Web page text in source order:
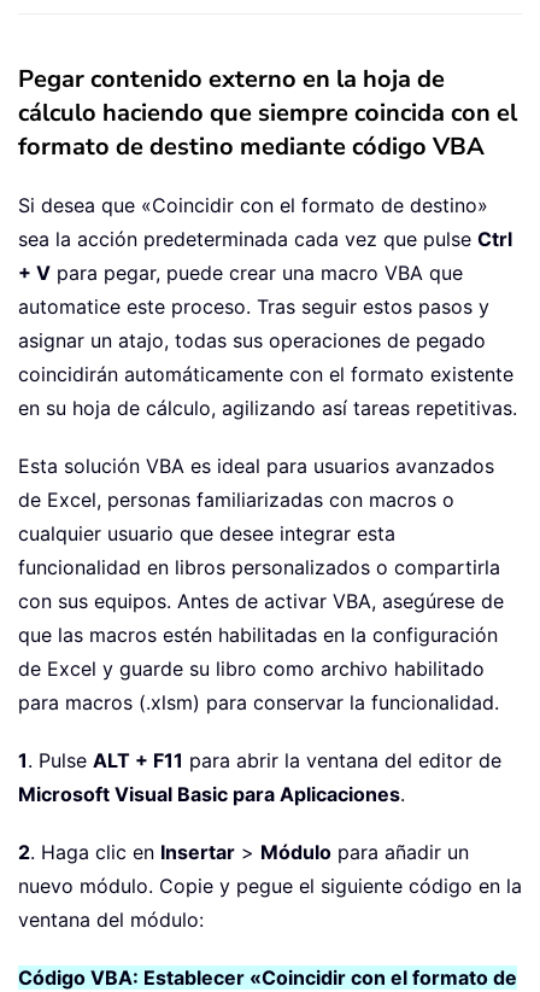
Pegar contenido externo en la hoja de
cálculo haciendo que siempre coincida con el
formato de destino mediante código VBA
Si desea que «Coincidir con el formato de destino»
sea la acción predeterminada cada vez que pulse Ctrl
+ V para pegar, puede crear una macro VBA que
automatice este proceso. Tras seguir estos pasos y
asignar un atajo, todas sus operaciones de pegado
coincidirán automáticamente con el formato existente
en su hoja de cálculo, agilizando así tareas repetitivas.
Esta solución VBA es ideal para usuarios avanzados
de Excel, personas familiarizadas con macros o
cualquier usuario que desee integrar esta
funcionalidad en libros personalizados o compartirla
con sus equipos. Antes de activar VBA, asegúrese de
que las macros estén habilitadas en la configuración
de Excel y guarde su libro como archivo habilitado
para macros (.xlsm) para conservar la funcionalidad.
1. Pulse ALT + F11 para abrir la ventana del editor de
Microsoft Visual Basic para Aplicaciones.
2. Haga clic en Insertar > Módulo para añadir un
nuevo módulo. Copie y pegue el siguiente código en la
ventana del módulo:
Código VBA: Establecer «Coincidir con el formato de